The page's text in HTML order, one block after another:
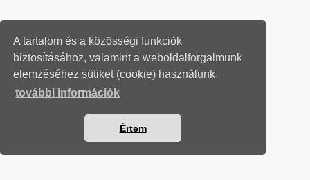
A tartalom és a közösségi funkciók
biztosításához, valamint a weboldalforgalmunk
elemzéséhez sütiket (cookie) használunk.
további információk
Értem